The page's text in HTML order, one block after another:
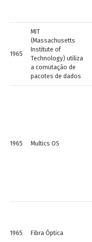
1965
MIT
(Massachusetts
Institute of
Technology) utiliza
a comutação de
pacotes de dados
1965 Multics OS
1965 Fibra Óptica